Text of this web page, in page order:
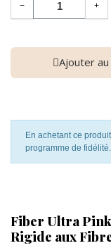
− +
Ajouter
En achetant ce
programme de
Fiber Ultra
Rigide aux